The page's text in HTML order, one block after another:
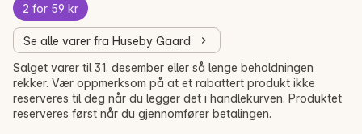
2 for 59 kr
Se alle varer fra Huseby Gaard
Salget varer til 31. desember eller så lenge beholdningen
rekker. Vær oppmerksom på at et rabattert produkt ikke
reserveres til deg når du legger det i handlekurven. Produktet
reserveres først når du gjennomfører betalingen.